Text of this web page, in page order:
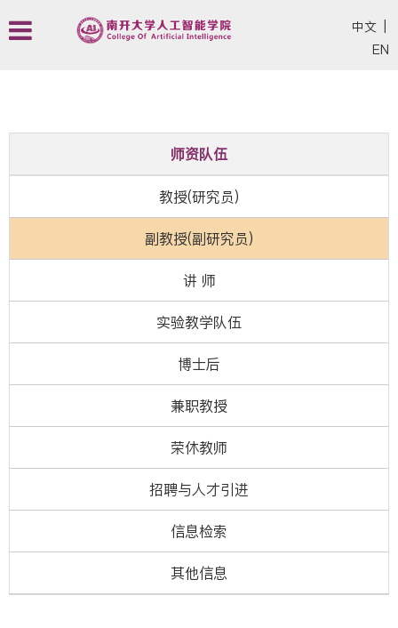
中文
EN
师资队伍
教授(研究员)
副教授(副研究员)
讲 师
实验教学队伍
博士后
兼职教授
荣休教师
招聘与人才引进
信息检索
其他信息